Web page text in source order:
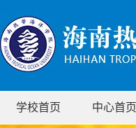
学校首页 中心首页